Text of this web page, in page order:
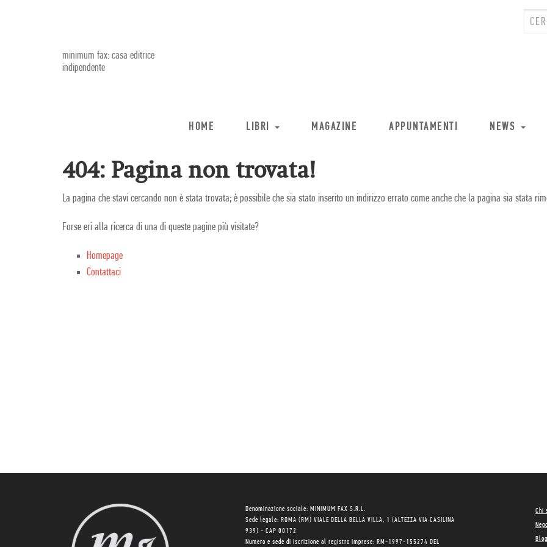
minimum fax: casa editrice
indipendente
HOME LIBRI MAGAZINE APPUNTAMENTI NEWS
404: Pagina non trovata!
La pagina che stavi cercando non è stata trovata; è possibile che sia stato inserito un indirizzo errato come anche che la pagina sia stata
Forse eri alla ricerca di una di queste pagine più visitate?
Homepage
Contattaci
Denominazione sociale: MINIMUM FAX S.R.L.
Sede legale: ROMA (RM) VIALE DELLA BELLA VILLA, 1 (ALTEZZA VIA CASILINA
939) - CAP 00172
Numero e sede di iscrizione al registro imprese: RM-1997-155274 DEL
Chi